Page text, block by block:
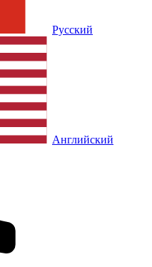
Русский
Английский